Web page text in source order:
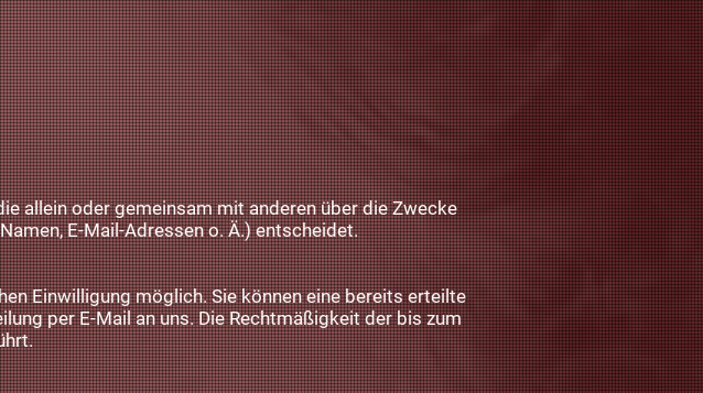
allein oder gemeinsam mit anderen über die Zwecke
E-Mail-Adressen o. Ä.) entscheidet.
Einwilligung möglich. Sie können eine bereits erteilte
per E-Mail an uns. Die Rechtmäßigkeit der bis zum